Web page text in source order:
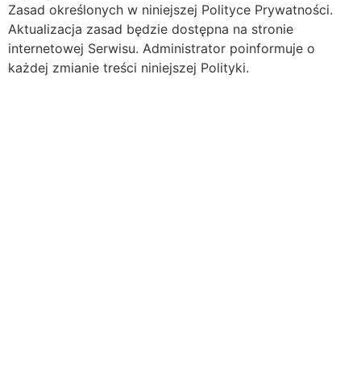
Zasad określonych w niniejszej Polityce Prywatności.
Aktualizacja zasad będzie dostępna na stronie
internetowej Serwisu. Administrator poinformuje o
każdej zmianie treści niniejszej Polityki.